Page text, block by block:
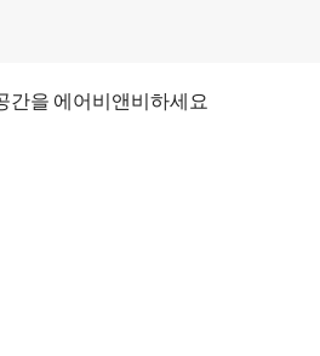
간을 에어비앤비하세요